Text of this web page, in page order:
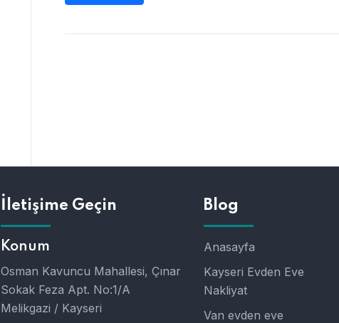
İletişime Geçin
Konum
Osman Kavuncu Mahallesi, Çınar
Sokak Feza Apt. No:1/A
Melikgazi / Kayseri
Blog
Anasayfa
Kayseri Evden Eve
Nakliyat
Van evden eve